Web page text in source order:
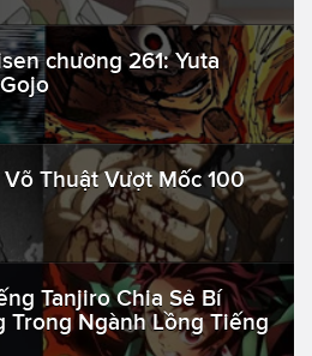
chương 261: Yuta
Thuật Vượt Mốc 100
Tanjiro Chia Sẻ Bí
Trong Ngành Lồng Tiếng